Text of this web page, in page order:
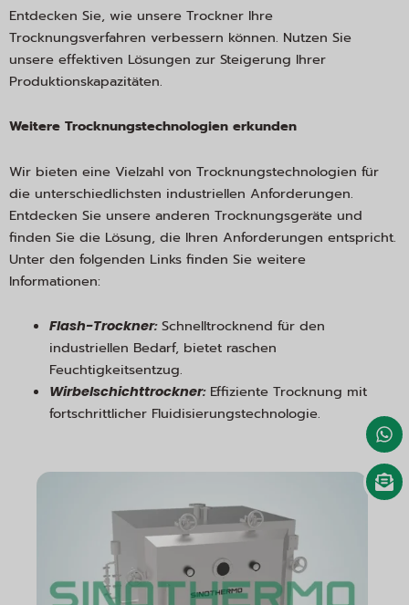
Entdecken Sie, wie unsere Trockner Ihre
Trocknungsverfahren verbessern können. Nutzen Sie
unsere effektiven Lösungen zur Steigerung Ihrer
Produktionskapazitäten.
Weitere Trocknungstechnologien erkunden
Wir bieten eine Vielzahl von Trocknungstechnologien für
die unterschiedlichsten industriellen Anforderungen.
Entdecken Sie unsere anderen Trocknungsgeräte und
finden Sie die Lösung, die Ihren Anforderungen entspricht.
Unter den folgenden Links finden Sie weitere
Informationen:
Flash-Trockner:Schnelltrocknend für den
industriellen Bedarf, bietet raschen
Feuchtigkeitsentzug.
Wirbelschichttrockner:Effiziente Trocknung mit
fortschrittlicher Fluidisierungstechnologie.